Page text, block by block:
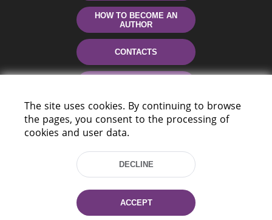
HOW TO BECOME AN
AUTHOR
CONTACTS
220114, Niezaležnasci Ave. 116, Minsk,
The site uses cookies. By continuing to browse
the pages, you consent to the processing of
cookies and user data.
DECLINE
ACCEPT